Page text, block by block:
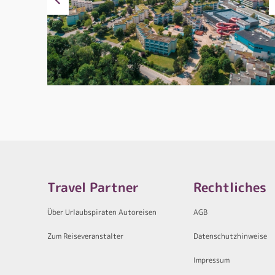
Travel Partner
Über Urlaubspiraten Autoreisen
Zum Reiseveranstalter
Rechtliches
AGB
Datenschutzhinweise
Impressum